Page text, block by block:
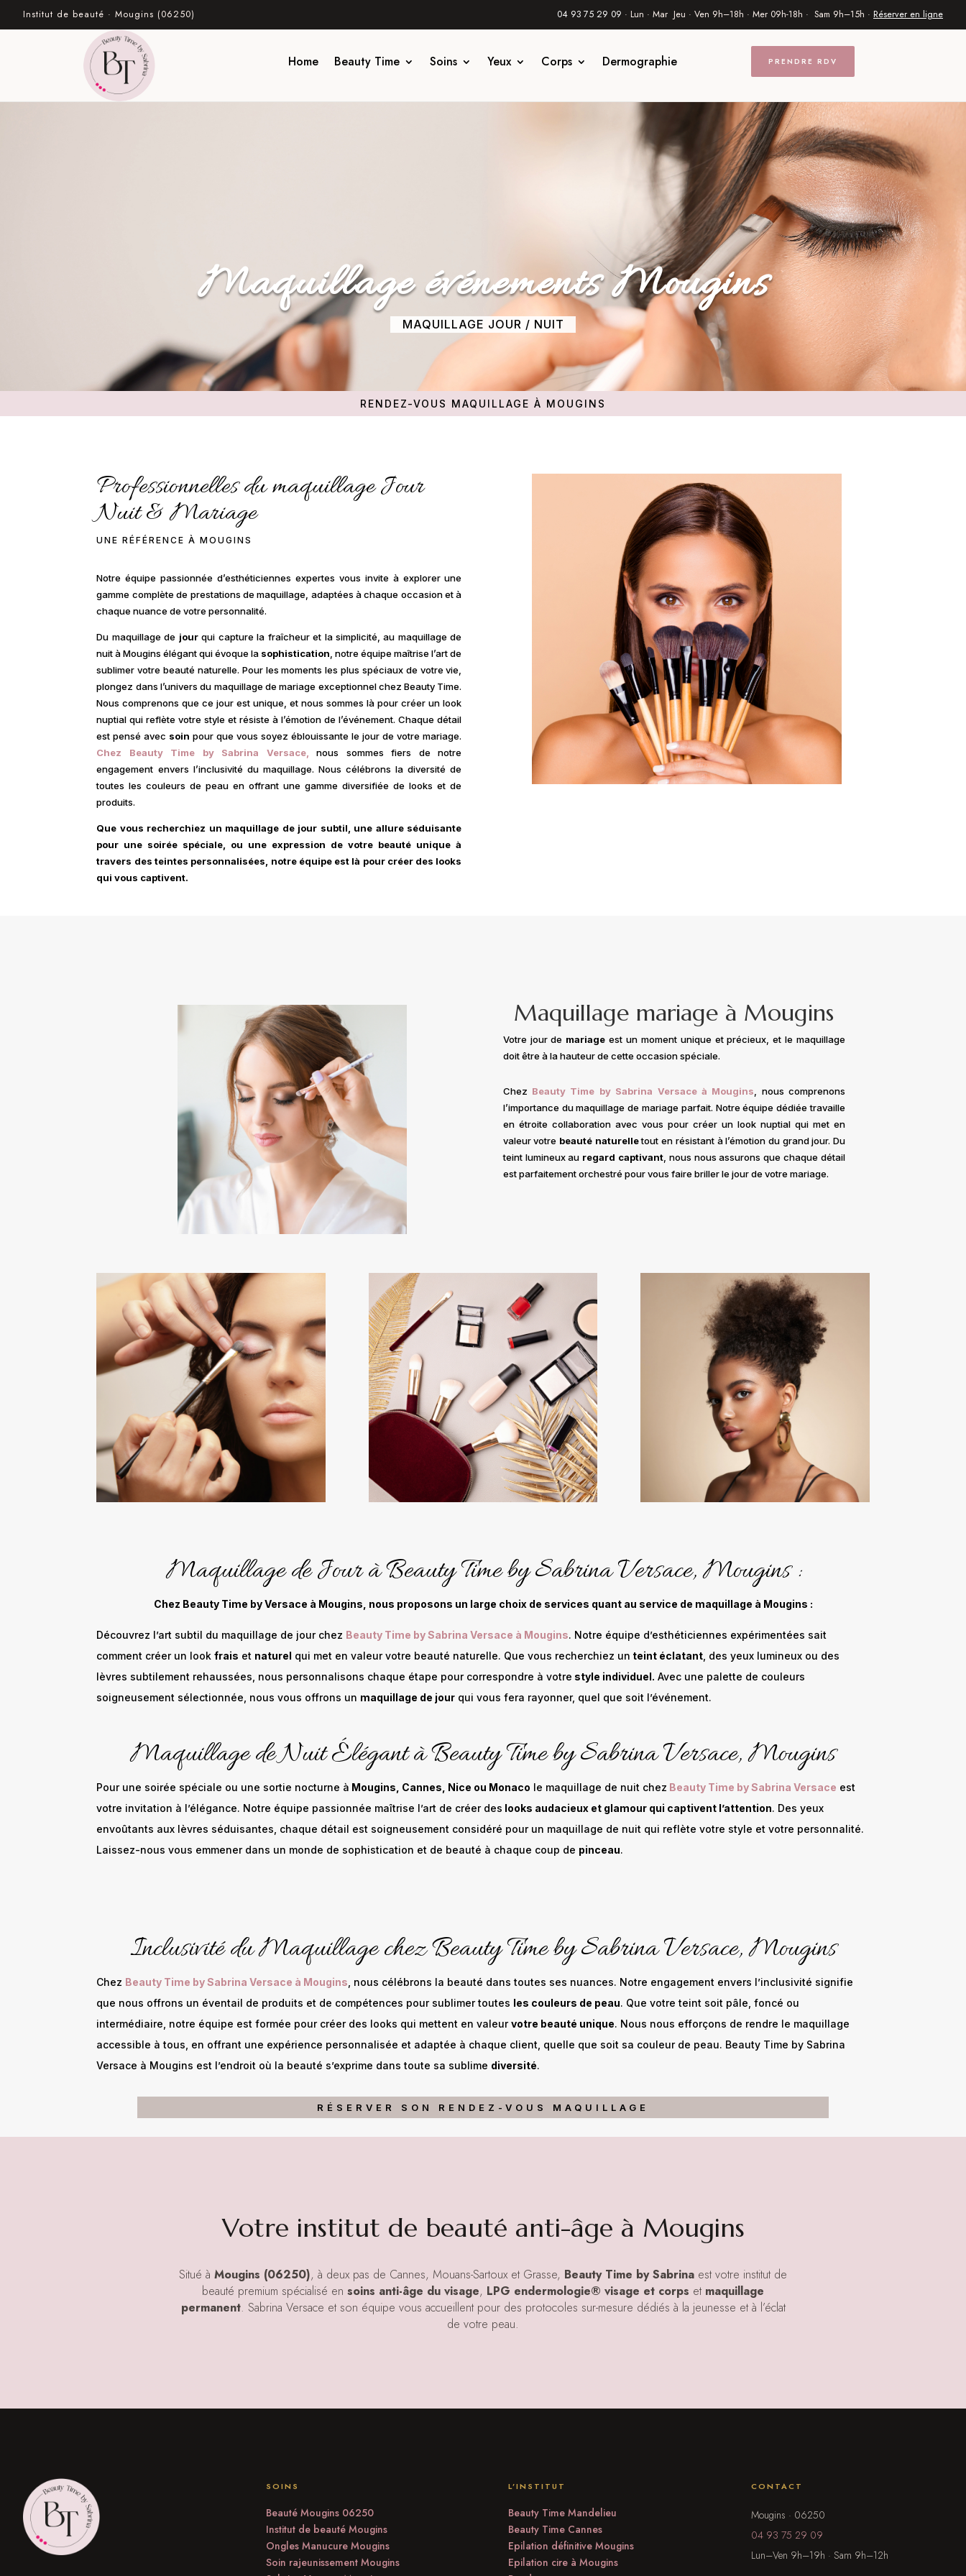
Institut de beauté · Mougins (06250) 04 93 75 29 09 · Lun · Mar Jeu · Ven 9h–18h · Mer 09h-18h · Sam 9h–15h · Réserver en ligne
Home Beauty Time Soins Yeux Corps Dermographie PRENDRE RDV
Maquillage événements Mougins
MAQUILLAGE JOUR / NUIT
RENDEZ-VOUS MAQUILLAGE À MOUGINS
Professionnelles du maquillage Jour
Nuit & Mariage
UNE RÉFÉRENCE À MOUGINS
Notre équipe passionnée d’esthéticiennes expertes vous invite à explorer une
gamme complète de prestations de maquillage, adaptées à chaque occasion et à
chaque nuance de votre personnalité.
Du maquillage de jourqui capture la fraîcheur et la simplicité, au maquillage de
nuit à Mougins élégant qui évoque la sophistication , notre équipe maîtrise l’art de
sublimer votre beauté naturelle. Pour les moments les plus spéciaux de votre vie,
plongez dans l’univers du maquillage de mariage exceptionnel chez Beauty Time.
Nous comprenons que ce jour est unique, et nous sommes là pour créer un look
nuptial qui reflète votre style et résiste à l’émotion de l’événement. Chaque détail
est pensé avec soin pour que vous soyez éblouissante le jour de votre mariage.
Chez Beauty Time by Sabrina Versace,
nous sommes fiers de notre
engagement envers l’inclusivité du maquillage. Nous célébrons la diversité de
toutes les couleurs de peau en offrant une gamme diversifiée de looks et de
produits.
Que vous recherchiez un maquillage de jour subtil, une allure séduisante
pour une soirée spéciale, ou une expression de votre beauté unique à
travers des teintes personnalisées, notre équipe est là pour créer des looks
qui vous captivent.
Maquillage mariage à Mougins
Votre jour de mariage est un moment unique et précieux, et le maquillage
doit être à la hauteur de cette occasion spéciale.
Chez Beauty Time by Sabrina Versace à Mougins , nous comprenons
l’importance du maquillage de mariage parfait. Notre équipe dédiée travaille
en étroite collaboration avec vous pour créer un look nuptial qui met en
valeur votre beauté naturelletout en résistant à l’émotion du grand jour. Du
teint lumineux au regard captivant , nous nous assurons que chaque détail
est parfaitement orchestré pour vous faire briller le jour de votre mariage.
Maquillage de Jour à Beauty Time by Sabrina Versace, Mougins :
Chez Beauty Time by Versace à Mougins, nous proposons un large choix de services quant au service de maquillage à Mougins :
Découvrez l’art subtil du maquillage de jour chez Beauty Time by Sabrina Versace à Mougins. Notre équipe d’esthéticiennes expérimentées sait
comment créer un lookfrais et naturel qui met en valeur votre beauté naturelle. Que vous recherchiez un teint éclatant , des yeux lumineux ou des
lèvres subtilement rehaussées, nous personnalisons chaque étape pour correspondre à votre style individuel. Avec une palette de couleurs
soigneusement sélectionnée, nous vous offrons un maquillage de jour qui vous fera rayonner, quel que soit l’événement.
Maquillage de Nuit Élégant à Beauty Time by Sabrina Versace, Mougins
Pour une soirée spéciale ou une sortie nocturne à Mougins, Cannes, Nice ou Monaco le maquillage de nuit chez Beauty Time by Sabrina Versace est
votre invitation à l’élégance. Notre équipe passionnée maîtrise l’art de créer des looks audacieux et glamour qui captivent l’attention. Des yeux
envoûtants aux lèvres séduisantes, chaque détail est soigneusement considéré pour un maquillage de nuit qui reflète votre style et votre personnalité.
Laissez-nous vous emmener dans un monde de sophistication et de beauté à chaque coup de pinceau.
Inclusivité du Maquillage chez Beauty Time by Sabrina Versace, Mougins
Chez Beauty Time by Sabrina Versace à Mougins , nous célébrons la beauté dans toutes ses nuances. Notre engagement envers l’inclusivité signifie
que nous offrons un éventail de produits et de compétences pour sublimer toutes les couleurs de peau. Que votre teint soit pâle, foncé ou
intermédiaire, notre équipe est formée pour créer des looks qui mettent en valeurvotre beauté unique. Nous nous efforçons de rendre le maquillage
accessible à tous, en offrant une expérience personnalisée et adaptée à chaque client, quelle que soit sa couleur de peau. Beauty Time by Sabrina
Versace à Mougins est l’endroit où la beauté s’exprime dans toute sa sublime diversité.
RÉSERVER SON RENDEZ-VOUS MAQUILLAGE
Votre institut de beauté anti-âge à Mougins
Situé à Mougins (06250), à deux pas de Cannes, Mouans-Sartoux et Grasse, Beauty Time by Sabrina est votre institut de
beauté premium spécialisé en soins anti-âge du visage, LPG endermologie® visage et corps et maquillage
permanent. Sabrina Versace et son équipe vous accueillent pour des protocoles sur-mesure dédiés à la jeunesse et à l’éclat
de votre peau.
SOINS
Beauté Mougins 06250
Institut de beauté Mougins
Ongles Manucure Mougins
Soin rajeunissement Mougins
L’INSTITUT
Beauty Time Mandelieu
Beauty Time Cannes
Epilation définitive Mougins
Epilation cire à Mougins
CONTACT
Mougins · 06250
04 93 75 29 09
Lun–Ven 9h–19h · Sam 9h–12h